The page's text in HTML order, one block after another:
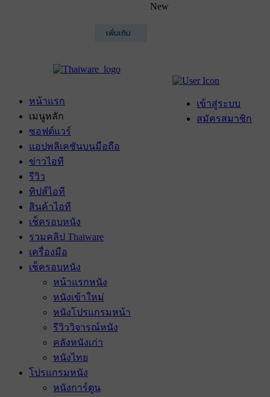
New
เพิ่มเติม
เข้าสู่ระบบ
สมัครสมาชิก
หน้าแรก
เมนูหลัก
ซอฟต์แวร์
แอปพลิเคชันบนมือถือ
ข่าวไอที
รีวิว
ทิปส์ไอที
สินค้าไอที
เช็ครอบหนัง
รวมคลิป Thaiware
เครื่องมือ
เช็ครอบหนัง
หน้าแรกหนัง
หนังเข้าใหม่
หนังโปรแกรมหน้า
รีวิววิจารณ์หนัง
คลังหนังเก่า
หนังไทย
โปรแกรมหนัง
หนังการ์ตูน